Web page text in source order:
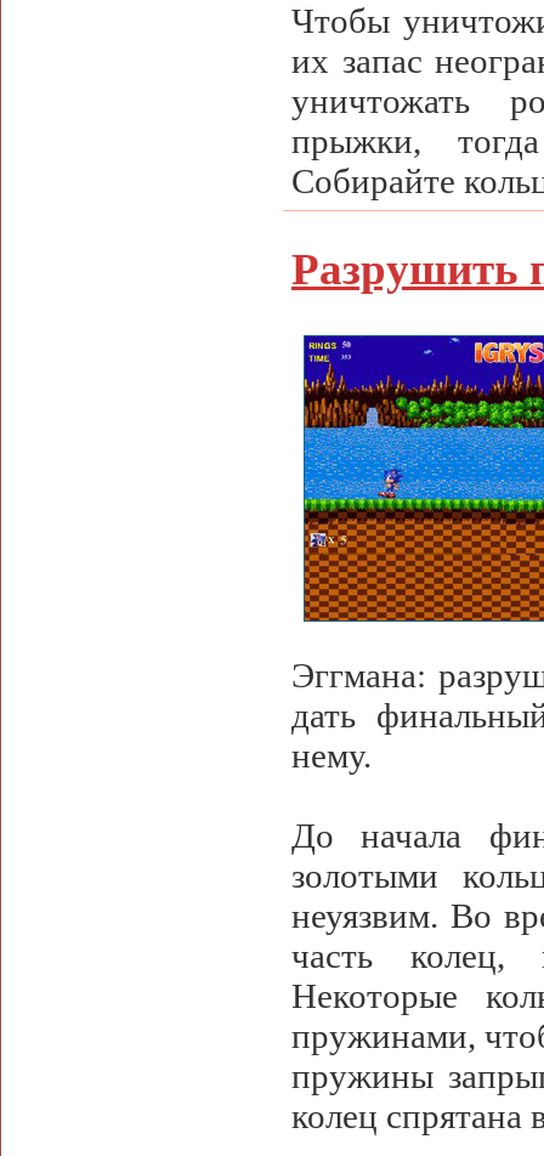
Чтобы
их запас
уничтожать
прыжки,
Собирайте
Разрушить
Эггмана:
дать
нему.
До начала
золотыми
неуязвим. Во
часть колец,
Некоторые
пружинами,
пружины
колец спрятана